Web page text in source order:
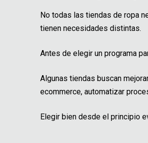
No todas las tiendas de ropa
tienen necesidades distintas.
Antes de elegir un programa
Algunas tiendas buscan
ecommerce, automatizar
Elegir bien desde el principio